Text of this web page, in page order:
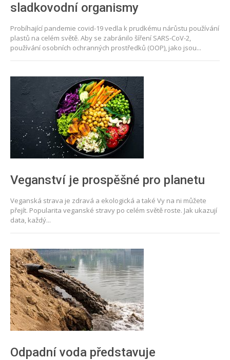
sladkovodní organismy
Probíhající pandemie covid-19 vedla k prudkému nárůstu používání
plastů na celém světě. Aby se zabránilo šíření SARS-CoV-2,
používání osobních ochranných prostředků (OOP), jako jsou...
Veganství je prospěšné pro planetu
Veganská strava je zdravá a ekologická a také Vy na ni můžete
přejít. Popularita veganské stravy po celém světě roste. Jak ukazují
data, každý...
Odpadní voda představuje